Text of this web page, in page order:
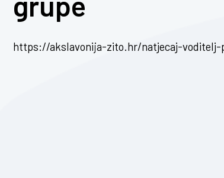
https://akslavonija-zito.hr/natjecaj-